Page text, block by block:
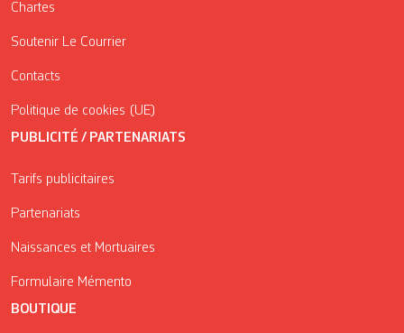
Chartes
Soutenir Le Courrier
Contacts
Politique de cookies (UE)
PUBLICITÉ / PARTENARIATS
Tarifs publicitaires
Partenariats
Naissances et Mortuaires
Formulaire Mémento
BOUTIQUE